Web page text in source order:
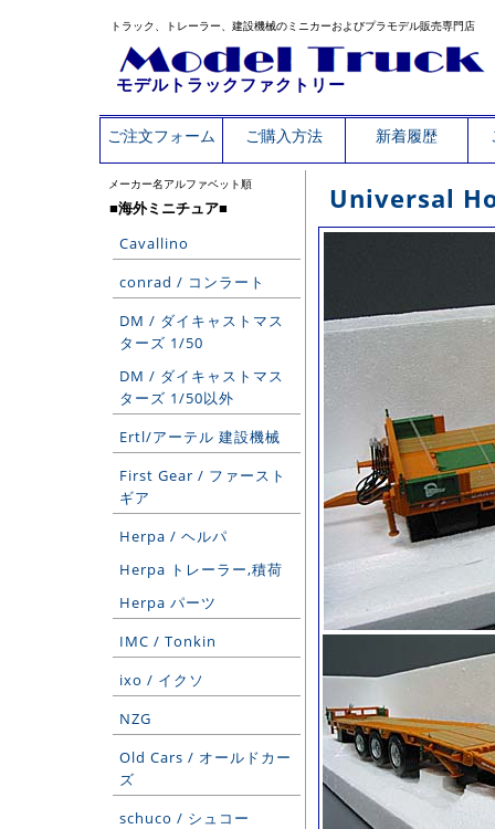
トラック、トレーラー、建設機械のミニカーおよびプラモデル販売専門店
モデルトラックファクトリー
ご注文フォーム ご購入方法 新着履歴
メーカー名アルファベット順
■海外ミニチュア■
Cavallino
conrad / コンラート
DM / ダイキャストマス
ターズ 1/50
DM / ダイキャストマス
ターズ 1/50以外
Ertl/アーテル 建設機械
First Gear / ファースト
ギア
Herpa / ヘルパ
Herpa トレーラー,積荷
Herpa パーツ
IMC / Tonkin
ixo / イクソ
NZG
Old Cars / オールドカー
ズ
schuco / シュコー
Universal